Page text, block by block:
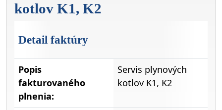
kotlov K1, K2
Detail faktúry
Popis
fakturovaného
plnenia:
Servis plynových
kotlov K1, K2